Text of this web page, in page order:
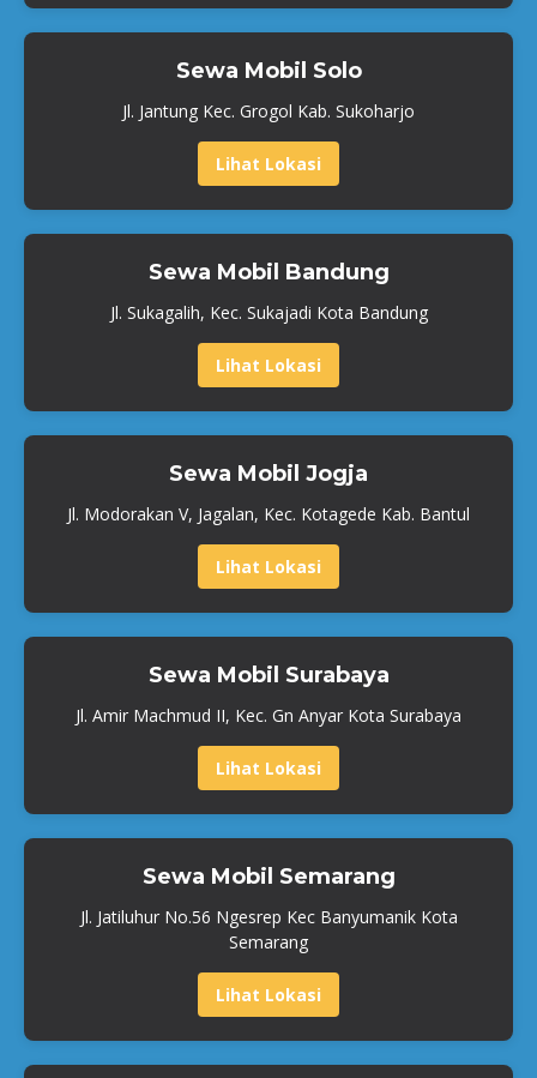
Sewa Mobil Solo
Jl. Jantung Kec. Grogol Kab. Sukoharjo
Lihat Lokasi
Sewa Mobil Bandung
Jl. Sukagalih, Kec. Sukajadi Kota Bandung
Lihat Lokasi
Sewa Mobil Jogja
Jl. Modorakan V, Jagalan, Kec. Kotagede Kab. Bantul
Lihat Lokasi
Sewa Mobil Surabaya
Jl. Amir Machmud II, Kec. Gn Anyar Kota Surabaya
Lihat Lokasi
Sewa Mobil Semarang
Jl. Jatiluhur No.56 Ngesrep Kec Banyumanik Kota
Semarang
Lihat Lokasi